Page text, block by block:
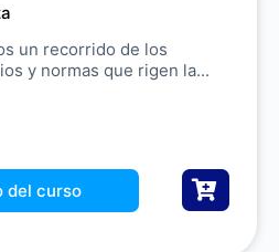
un recorrido de los
y normas que rigen la...
del curso